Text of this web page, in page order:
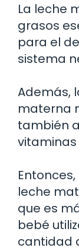
La leche
grasos
para el
sistema
Además,
materna
también
vitaminas
leche
que es
bebé
cantidad